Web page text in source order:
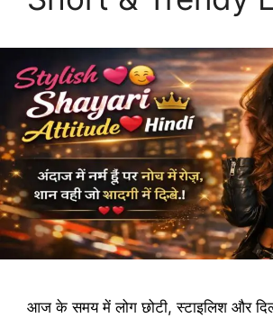
आज के समय में लोग छोटी, स्टाइलिश और